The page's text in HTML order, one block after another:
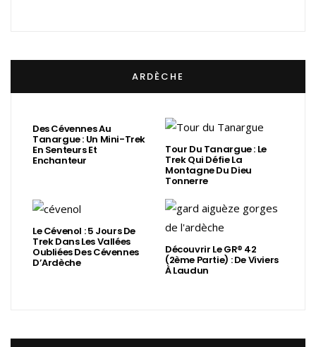
ARDÈCHE
Des Cévennes Au
Tanargue : Un Mini-Trek
En Senteurs Et
Enchanteur
Tour Du Tanargue : Le
Trek Qui Défie La
Montagne Du Dieu
Tonnerre
Le Cévenol : 5 Jours De
Trek Dans Les Vallées
Oubliées Des Cévennes
D’Ardèche
Découvrir Le GR® 42
(2ème Partie) : De Viviers
À Laudun